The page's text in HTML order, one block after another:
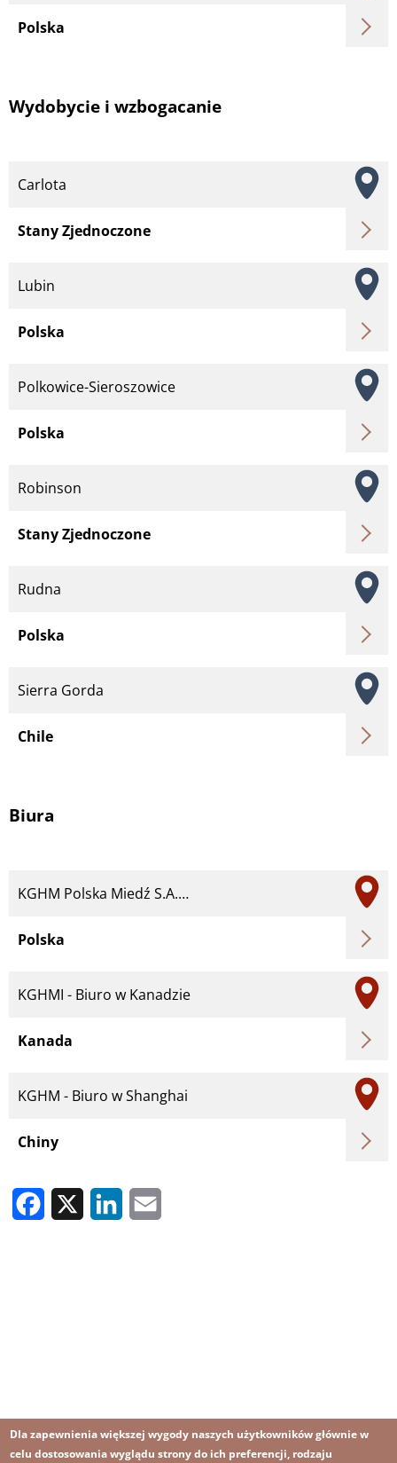
Polska
Wydobycie i wzbogacanie
Carlota
Stany Zjednoczone
Lubin
Polska
Polkowice-Sieroszowice
Polska
Robinson
Stany Zjednoczone
Rudna
Polska
Sierra Gorda
Chile
Biura
KGHM Polska Miedź S.A.…
Polska
KGHMI - Biuro w Kanadzie
Kanada
KGHM - Biuro w Shanghai
Chiny
Facebook LinkedIn
Dla zapewnienia większej wygody naszych użytkowników głównie w
celu dostosowania wyglądu strony do ich preferencji, rodzaju